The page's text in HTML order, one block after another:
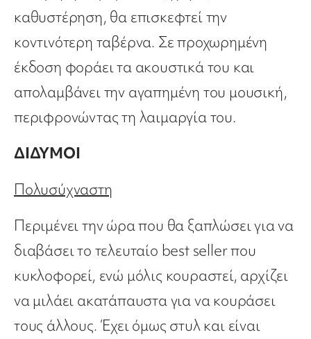
καθυστέρηση, θα επισκεφτεί την
κοντινότερη ταβέρνα. Σε προχωρημένη
έκδοση φοράει τα ακουστικά του και
απολαμβάνει την αγαπημένη του μουσική,
περιφρονώντας τη λαιμαργία του.
ΔΙΔΥΜΟΙ
Πολυσύχναστη
Περιμένει την ώρα που θα ξαπλώσει για να
διαβάσει το τελευταίο best seller που
κυκλοφορεί, ενώ μόλις κουραστεί, αρχίζει
να μιλάει ακατάπαυστα για να κουράσει
τους άλλους. Έχει όμως στυλ και είναι